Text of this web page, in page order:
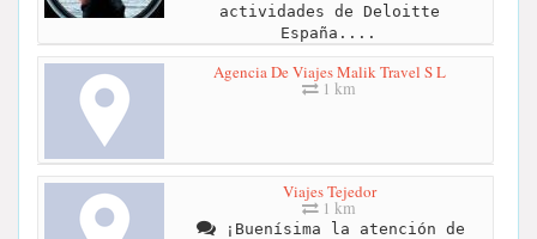
actividades de Deloitte
España....
Agencia De Viajes Malik Travel S L
1 km
Viajes Tejedor
1 km
¡Buenísima la atención de